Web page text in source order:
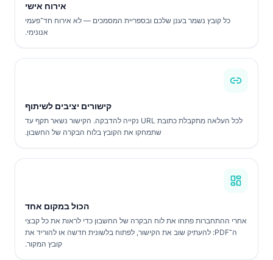
אירוח אישי
כל קובץ נשמר בענן שלכם ובספריית המסמכים — לא אירוח חד־פעמי
אנונימי.
קישורים יציבים לשיתוף
לכל העלאה מתקבלת כתובת URL נקייה להדבקה. הקישור נשאר תקף עד
שתמחקו את הקובץ בלוח הבקרה של החשבון.
הכול במקום אחד
אחרי ההתחברות פתחו את לוח הבקרה של החשבון כדי לראות את כל קבצי
ה־PDF: להעתיק שוב את הקישור, לפתוח בלשונית חדשה או להוריד את
קובץ המקור.